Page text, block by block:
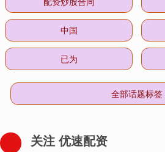
中国
已为
全部话题标签
关注 优速配资